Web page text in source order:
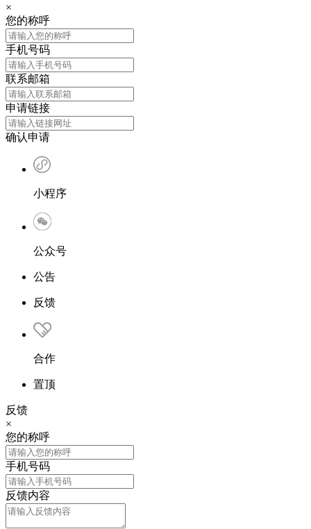
×
您的称呼
手机号码
联系邮箱
申请链接
确认申请
小程序
公众号
公告
反馈
合作
置顶
反馈
×
您的称呼
手机号码
反馈内容